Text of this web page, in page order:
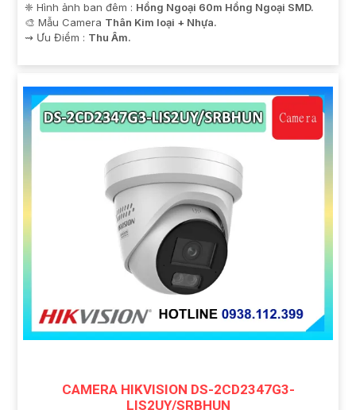
❈ Hình ảnh ban đêm : Hồng Ngoại 60m Hồng Ngoại SMD.
🎨 Mẫu Camera Thân Kim loại + Nhựa.
️⇝ Ưu Điểm : Thu Âm.
CAMERA HIKVISION DS-2CD2347G3-
LIS2UY/SRBHUN